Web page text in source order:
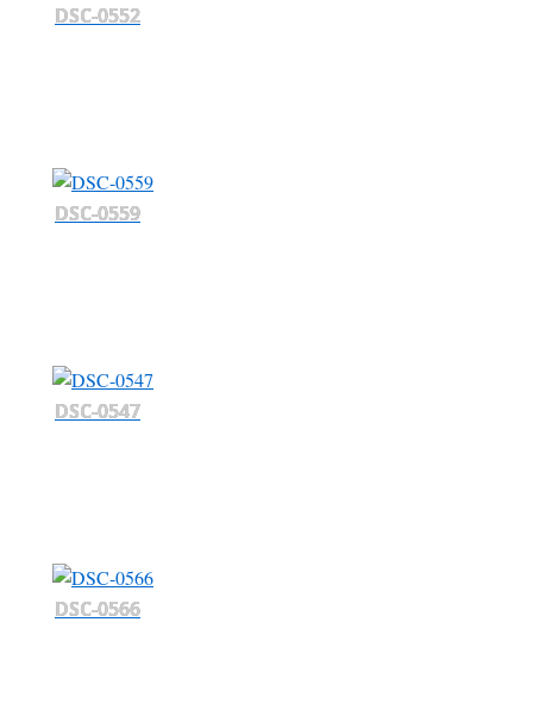
DSC-0552
DSC-0559
DSC-0547
DSC-0566